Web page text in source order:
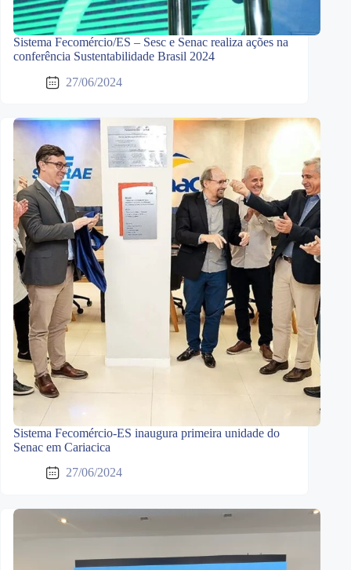
Sistema Fecomércio/ES – Sesc e Senac realiza ações na
conferência Sustentabilidade Brasil 2024
27/06/2024
Sistema Fecomércio-ES inaugura primeira unidade do
Senac em Cariacica
27/06/2024